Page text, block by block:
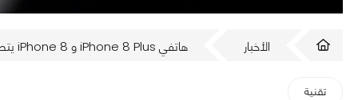
الأخبار هاتفي iPhone 8 Plus و iPhone 8 يتصدرون قائمة أفضل كاميرا موجودة فى هاتف ذكي
تقنية